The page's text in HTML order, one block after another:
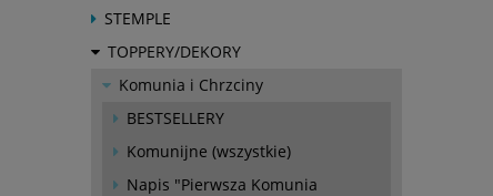
STEMPLE
TOPPERY/DEKORY
Komunia i Chrzciny
BESTSELLERY
Komunijne (wszystkie)
Napis "Pierwsza Komunia